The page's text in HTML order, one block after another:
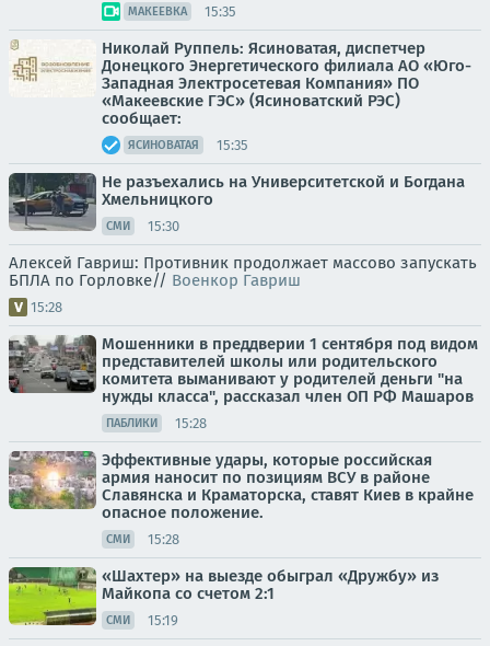
МАКЕЕВКА 15:35
Николай Руппель: Ясиноватая, диспетчер
Донецкого Энергетического филиала АО «Юго-
Западная Электросетевая Компания» ПО
«Макеевские ГЭС» (Ясиноватский РЭС)
сообщает:
ЯСИНОВАТАЯ 15:35
Не разъехались на Университетской и Богдана
Хмельницкого
СМИ 15:30
Алексей Гавриш: Противник продолжает массово запускать
БПЛА по Горловке// Военкор Гавриш
15:28
Мошенники в преддверии 1 сентября под видом
представителей школы или родительского
комитета выманивают у родителей деньги "на
нужды класса", рассказал член ОП РФ Машаров
ПАБЛИКИ 15:28
Эффективные удары, которые российская
армия наносит по позициям ВСУ в районе
Славянска и Краматорска, ставят Киев в крайне
опасное положение.
СМИ 15:28
«Шахтер» на выезде обыграл «Дружбу» из
Майкопа со счетом 2:1
СМИ 15:19